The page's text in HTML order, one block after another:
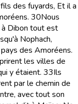
des fuyards, Et il a
30Nous
à Dibon tout est
Nophach,
des Amoréens.
les villes de
y étaient. 33Ils
par le chemin de
avec tout son